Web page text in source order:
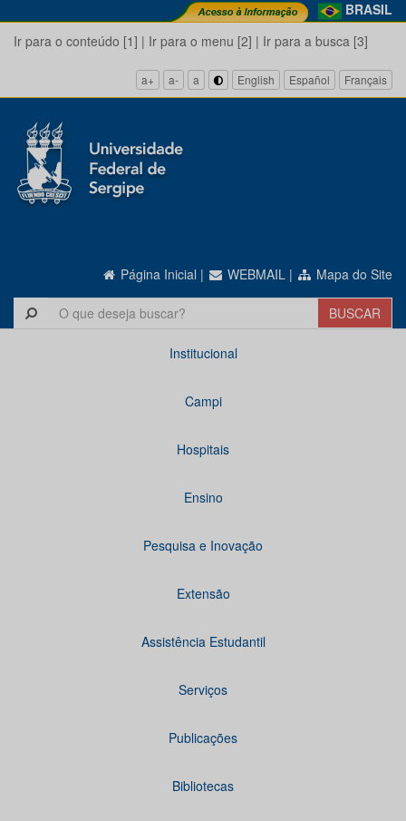
BRASIL
Ir para o conteúdo [1] | Ir para o menu [2] | Ir para a busca [3]
a+ a- a English Español Français
Página Inicial | WEBMAIL | Mapa do Site
Institucional
Campi
Hospitais
Ensino
Pesquisa e Inovação
Extensão
Assistência Estudantil
Serviços
Publicações
Bibliotecas